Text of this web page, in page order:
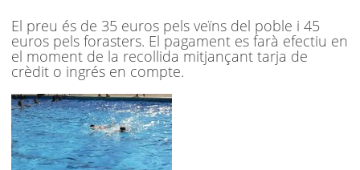
SEU ELECTRÒNICA
BELL-LLOC SOLUCIONA
El preu és de 35 euros pels veïns del poble i 45
euros pels forasters. El pagament es farà efectiu en
el moment de la recollida mitjançant tarja de
crèdit o ingrés en compte.